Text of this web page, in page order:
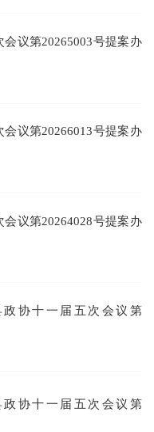
议第20265003号提案办
议第20266013号提案办
议第20264028号提案办
协十一届五次会议第
协十一届五次会议第